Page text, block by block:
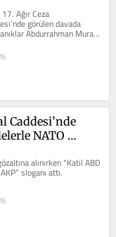
Ağır Ceza
görülen davada
Abdurrahman Murat
karşısına çıktı.
Caddesi’nde
NATO
alınırken “Katil ABD
sloganı attı.